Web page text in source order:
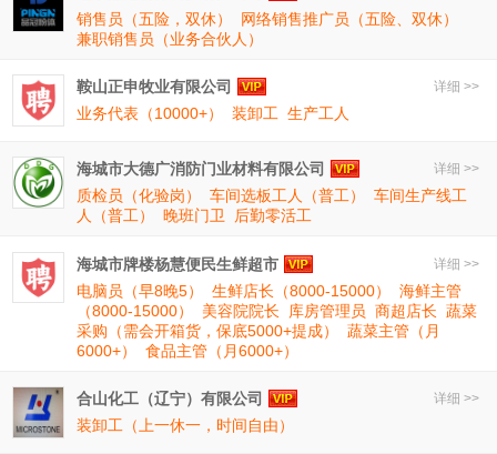
销售员（五险，双休）
网络销售推广员（五险、双休）
兼职销售员（业务合伙人）
详细 >>
鞍山正申牧业有限公司
业务代表（10000+）
装卸工 生产工人
详细 >>
海城市大德广消防门业材料有限公司
质检员（化验岗）
车间选板工人（普工）
车间生产线工
人（普工）
晚班门卫 后勤零活工
详细 >>
海城市牌楼杨慧便民生鲜超市
电脑员（早8晚5）
生鲜店长（8000-15000）
海鲜主管
（8000-15000）
美容院院长 库房管理员 商超店长 蔬菜
采购（需会开箱货，保底5000+提成）
蔬菜主管（月
6000+）
食品主管（月6000+）
详细 >>
合山化工（辽宁）有限公司
装卸工（上一休一，时间自由）